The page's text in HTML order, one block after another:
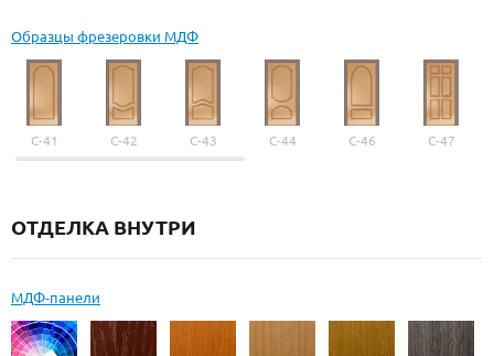
Образцы фрезеровки МДФ
С-41 С-42 С-43 С-44 С-46 С-47
ОТДЕЛКА ВНУТРИ
МДФ-панели